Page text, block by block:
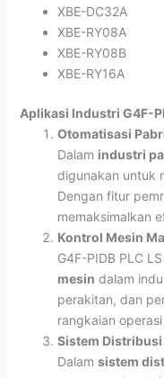
XBE-DC32A
XBE-RY08A
XBE-RY08B
XBE-RY16A
Aplikasi Industri G4F-
Otomatisasi
Dalam industri
digunakan untuk
Dengan fitur
memaksimalkan
Kontrol Mesin
G4F-PIDB PLC
mesin dalam
perakitan, dan
rangkaian
Sistem Distribusi
Dalam sistem